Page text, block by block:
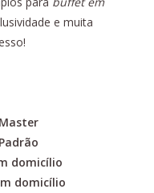
e muita
domicílio
domicílio